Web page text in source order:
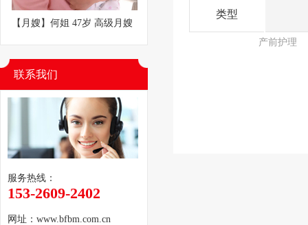
【月嫂】何姐 47岁 高级月嫂
联系我们
服务热线：
153-2609-2402
网址：www.bfbm.com.cn
类型
产前护理